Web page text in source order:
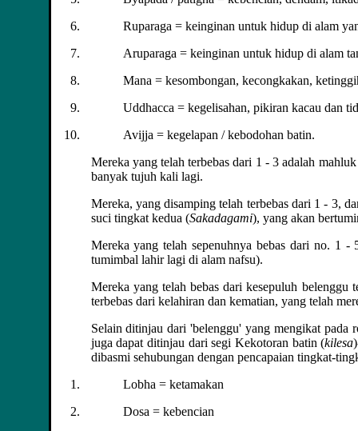
Ruparaga = keinginan untuk hidup di alam
Aruparaga = keinginan untuk hidup di alam
Mana = kesombongan, kecongkakan,
Uddhacca = kegelisahan, pikiran kacau dan
Avijja = kegelapan / kebodohan batin.
Mereka yang telah terbebas dari 1 - 3 adalah
banyak tujuh kali lagi.
Mereka, yang disamping telah terbebas dari 1 - 3,
suci tingkat kedua (Sakadagami), yang akan
Mereka yang telah sepenuhnya bebas dari no. 1
tumimbal lahir lagi di alam nafsu).
Mereka yang telah bebas dari kesepuluh
terbebas dari kelahiran dan kematian, yang telah
Selain ditinjau dari 'belenggu' yang mengikat pada
juga dapat ditinjau dari segi Kekotoran batin (kilesa
dibasmi sehubungan dengan pencapaian tingkat-
Lobha = ketamakan
Dosa = kebencian